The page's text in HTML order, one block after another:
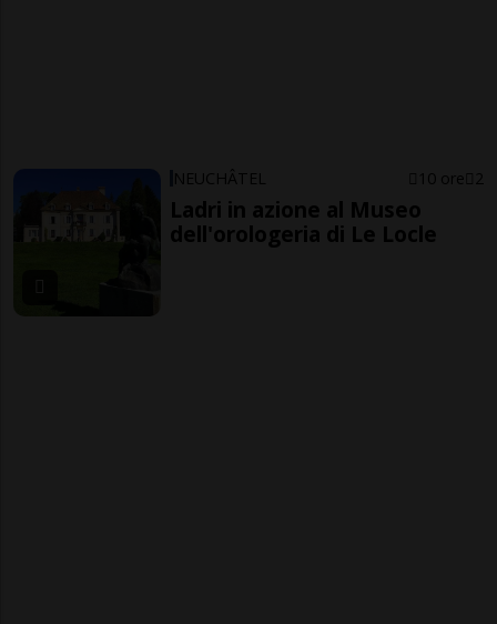
NEUCHÂTEL 10 ore 2
Ladri in azione al Museo
dell'orologeria di Le Locle